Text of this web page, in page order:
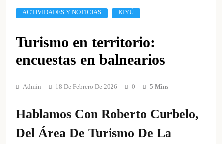
ACTIVIDADES Y NOTICIAS KIYÚ
Turismo en territorio:
encuestas en balnearios
Admin 18 De Febrero De 2026 0 5 Mins
Hablamos Con Roberto Curbelo,
Del Área De Turismo De La